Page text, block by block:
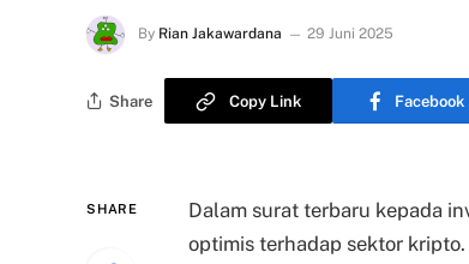
By Rian Jakawardana 29 Juni 2025
Share Copy Link Facebook
SHARE
Dalam surat terbaru kepada
optimis terhadap sektor